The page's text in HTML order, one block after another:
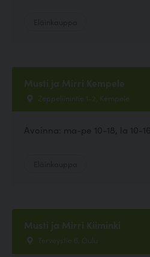
Musti ja Mirri Kempele
Zeppeliinintie 1-2, Kempele
Avoinna: ma-pe 10-18, la 10-16.
Musti ja Mirri Kiiminki
Terveystie 6, Oulu